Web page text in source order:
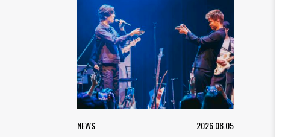
NEWS 2026.08.05